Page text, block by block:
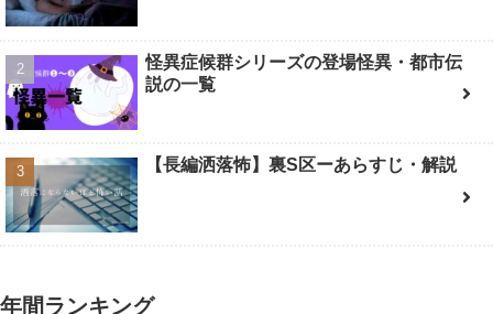
怪異症候群シリーズの登場怪異・都市伝
説の一覧
【長編洒落怖】裏S区ーあらすじ・解説
年間ランキング